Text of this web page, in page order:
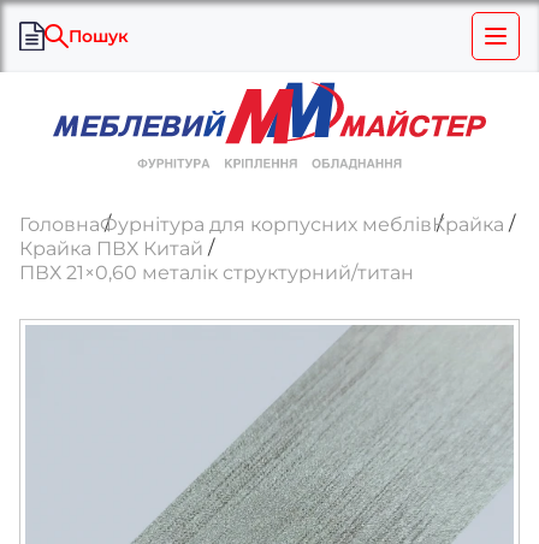
Пошук
ГоловнаФурнітура для корпусних меблівКрайка
Крайка ПВХ Китай
ПВХ 21×0,60 металік структурний/титан